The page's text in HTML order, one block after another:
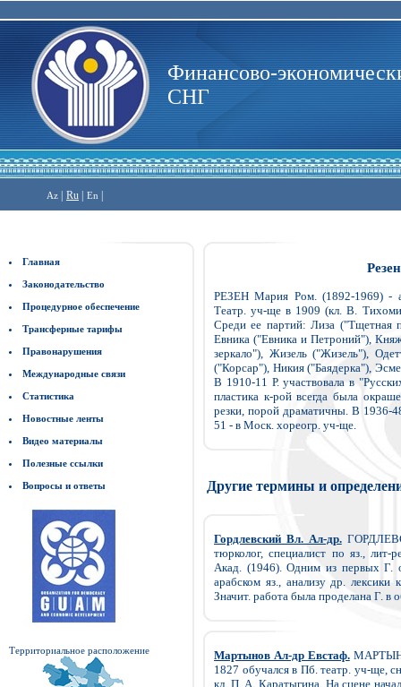
Финансово-
СНГ
Az | Ru | En |
Главная
Законодательство
Процедурное обеспечение
Трансферные тарифы
Правонарушения
Международные связи
Статистика
Новостные ленты
Видео материалы
Полезные ссылки
Вопросы и ответы
Территориальное расположение
РЕЗЕН Мария Ром. (1892-1969) -
Театр. уч-ще в 1909 (кл. В.
Среди ее партий: Лиза ("Тщетная
Евника ("Евника и Петроний"),
зеркало"), Жизель ("Жизель"),
("Корсар"), Никия ("Баядерка"),
В 1910-11 Р. участвовала в
пластика к-рой всегда была
резки, порой драматичны. В 1936-
51 - в Моск. хореогр. уч-ще.
Другие термины и
Гордлевский Вл. Ал-др.
тюрколог, специалист по яз.,
Акад. (1946). Одним из первых Г.
арабском яз., анализу др.
Значит. работа была проделана Г. в
Мартынов Ал-др Евстаф.
1827 обучался в Пб. театр. уч-ще,
кл. П. А. Каратыгина. На сцене